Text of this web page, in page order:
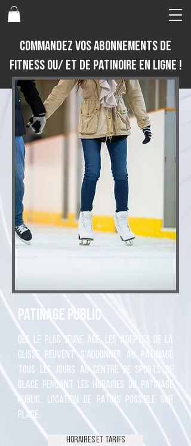
COMMANDEZ VOS ABONNEMENTS DE
fitness ou/ et De PATINOIRE EN LIGNE !
Patinage Public
Dès le plus jeune âge, les adeptes de la
glisse peuvent s'addonner au patinage
tous les jours au centre de sports de
glace pendant les horaires du patinage
public. Location de patins possible sur
place.
Horaires et tarifs